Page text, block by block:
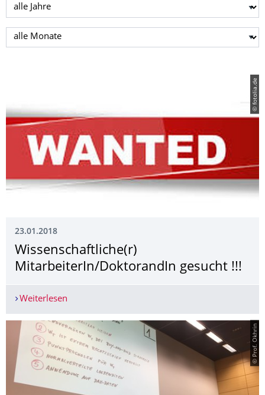
Jahr auswählen
Monat auswählen
© fotolia.de
23.01.2018
Wissenschaftliche(r)
MitarbeiterIn/DoktorandIn gesucht !!!
Weiterlesen
© Prof. Okhrin